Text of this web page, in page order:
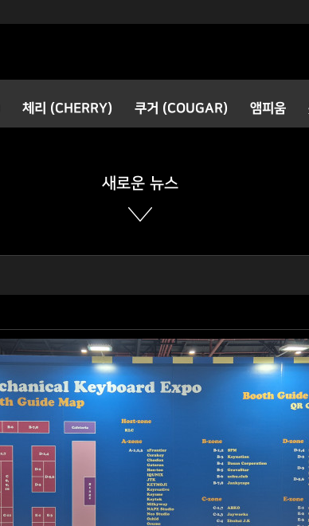
체리 (CHERRY) 쿠거 (COUGAR) 앰피움
새로운 뉴스